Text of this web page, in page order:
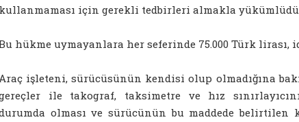
kullanmaması için gerekli tedbirleri almakla
hükme uymayanlara her seferinde 75.000 Türk lirası,
işleteni, sürücüsünün kendisi olup olmadığına
ile takograf, taksimetre ve hız
olması ve sürücünün bu maddede belirtilen